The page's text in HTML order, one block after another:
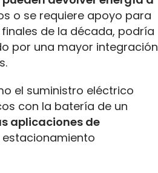
o se requiere apoyo para
de la década, podría
por una mayor integración
el suministro eléctrico
con la batería de un
aplicaciones de